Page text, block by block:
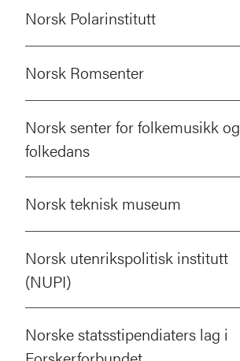
Norsk Polarinstitutt
Norsk Romsenter
Norsk senter for folkemusikk og
folkedans
Norsk teknisk museum
Norsk utenrikspolitisk institutt
(NUPI)
Norske statsstipendiaters lag i